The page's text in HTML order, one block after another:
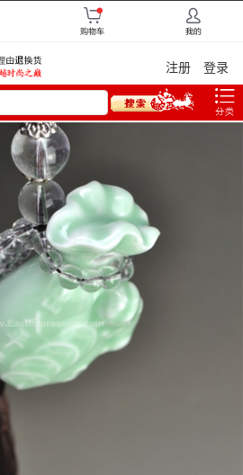
注册 登录